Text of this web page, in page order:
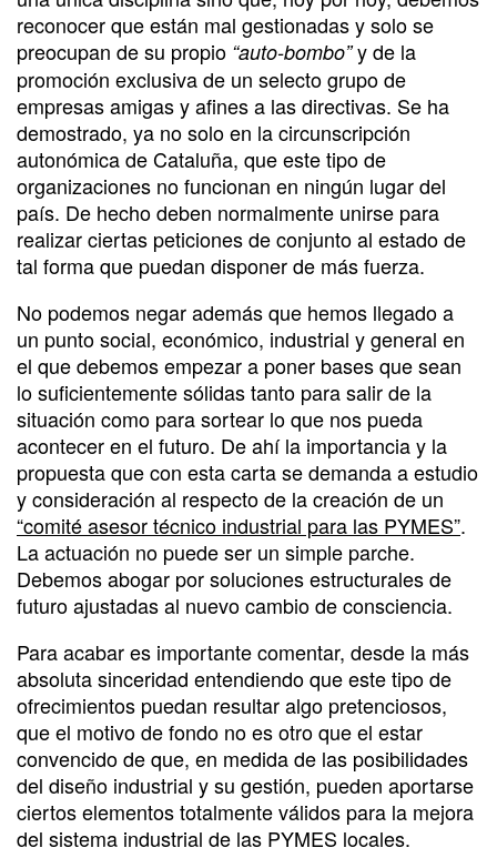
reconocer que están mal gestionadas y solo se
preocupan de su propio “auto-bombo”y de la
promoción exclusiva de un selecto grupo de
empresas amigas y afines a las directivas. Se ha
demostrado, ya no solo en la circunscripción
autonómica de Cataluña, que este tipo de
organizaciones no funcionan en ningún lugar del
país. De hecho deben normalmente unirse para
realizar ciertas peticiones de conjunto al estado de
tal forma que puedan disponer de más fuerza.
No podemos negar además que hemos llegado a
un punto social, económico, industrial y general en
el que debemos empezar a poner bases que sean
lo suficientemente sólidas tanto para salir de la
situación como para sortear lo que nos pueda
acontecer en el futuro. De ahí la importancia y la
propuesta que con esta carta se demanda a estudio
y consideración al respecto de la creación de un
“comité asesor técnico industrial para las PYMES”.
La actuación no puede ser un simple parche.
Debemos abogar por soluciones estructurales de
futuro ajustadas al nuevo cambio de consciencia.
Para acabar es importante comentar, desde la más
absoluta sinceridad entendiendo que este tipo de
ofrecimientos puedan resultar algo pretenciosos,
que el motivo de fondo no es otro que el estar
convencido de que, en medida de las posibilidades
del diseño industrial y su gestión, pueden aportarse
ciertos elementos totalmente válidos para la mejora
del sistema industrial de las PYMES locales.